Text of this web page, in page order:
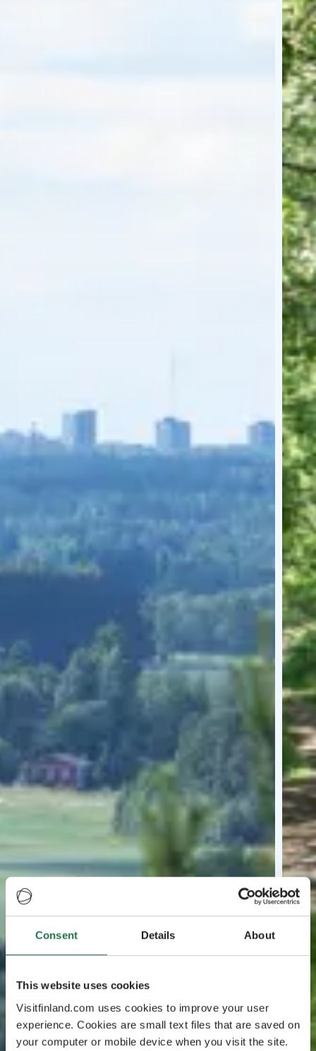
Consent Details About
This website uses cookies
Visitfinland.com uses cookies to improve your user
experience. Cookies are small text files that are saved on
your computer or mobile device when you visit the site.